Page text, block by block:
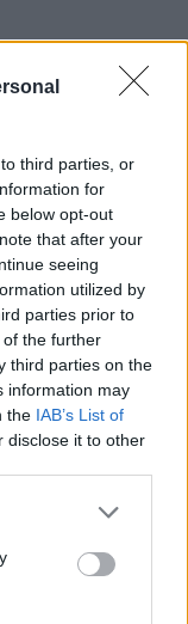
third parties, or
for
below opt-out
that after your
seeing
utilized by
parties prior to
the further
third parties on the
information may
the IAB’s List of
disclose it to other
deputet,
për
të Pojës